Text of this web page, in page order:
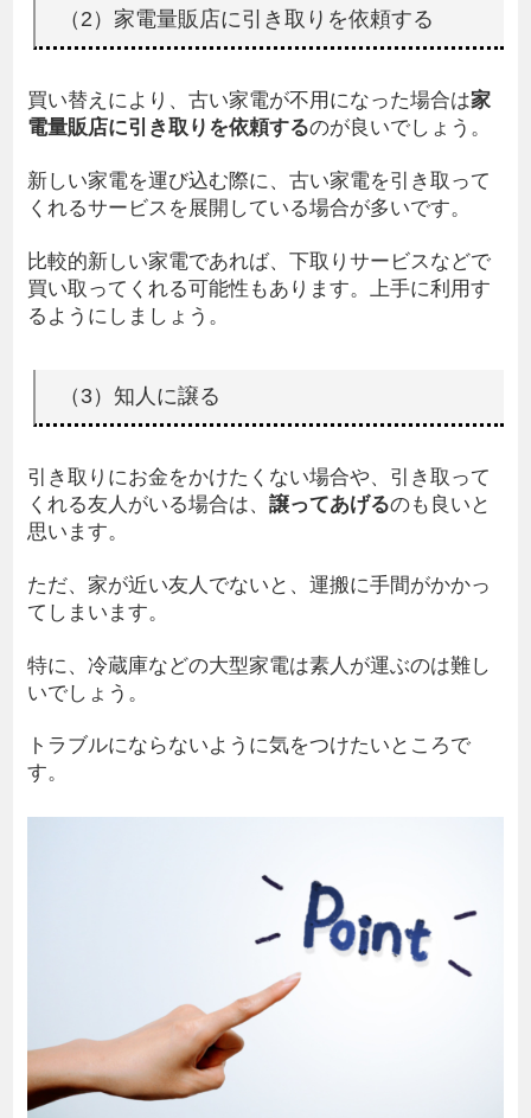
（2）家電量販店に引き取りを依頼する
買い替えにより、古い家電が不用になった場合は家
電量販店に引き取りを依頼するのが良いでしょう。
新しい家電を運び込む際に、古い家電を引き取って
くれるサービスを展開している場合が多いです。
比較的新しい家電であれば、下取りサービスなどで
買い取ってくれる可能性もあります。上手に利用す
るようにしましょう。
（3）知人に譲る
引き取りにお金をかけたくない場合や、引き取って
くれる友人がいる場合は、 譲ってあげるのも良いと
思います。
ただ、家が近い友人でないと、運搬に手間がかかっ
てしまいます。
特に、冷蔵庫などの大型家電は素人が運ぶのは難し
いでしょう。
トラブルにならないように気をつけたいところで
す。